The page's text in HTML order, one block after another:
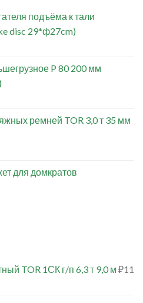
подъёма к тали
disc 29*ф27cm)
P 80 200 мм
ремней TOR 3,0 т 35 мм
для домкратов
TOR 1СК г/п 6,3 т 9,0 м ₽11